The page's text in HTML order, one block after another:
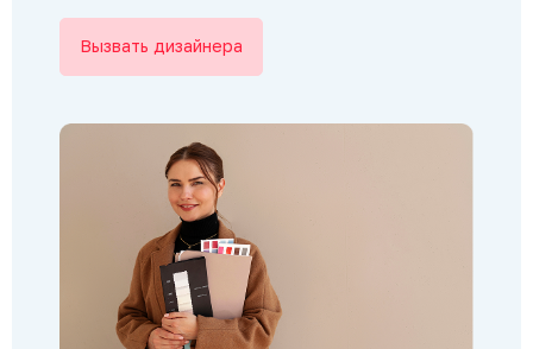
Вызвать дизайнера